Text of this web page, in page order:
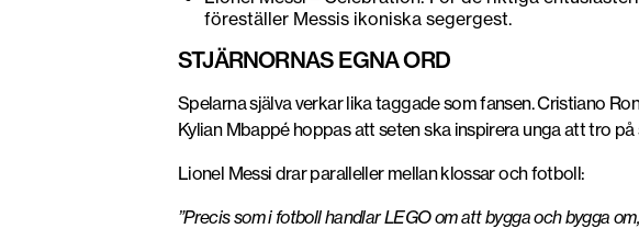
föreställer Messis ikoniska segergest.
STJÄRNORNAS EGNA ORD
Spelarna själva verkar lika taggade som fansen. Cristiano
Kylian Mbappé hoppas att seten ska inspirera unga att tro
Lionel Messi drar paralleller mellan klossar och fotboll:
”Precis som i fotboll handlar LEGO om att bygga och bygga